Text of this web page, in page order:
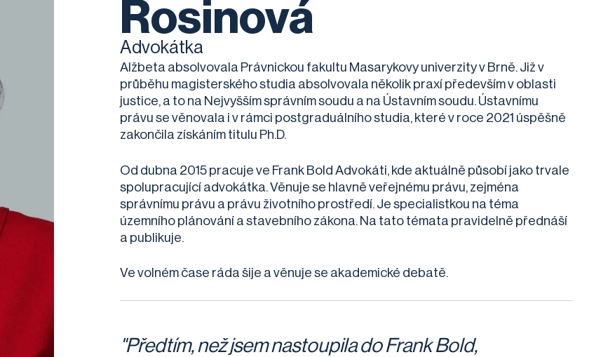
Rosinová
Advokátka
Alžbeta absolvovala Právnickou fakultu Masarykovy univerzity v Brně. Již v
průběhu magisterského studia absolvovala několik praxí především v oblasti
justice, a to na Nejvyšším správním soudu a na Ústavním soudu. Ústavnímu
právu se věnovala i v rámci postgraduálního studia, které v roce 2021 úspěšně
zakončila získáním titulu Ph.D.
Od dubna 2015 pracuje ve Frank Bold Advokáti, kde aktuálně působí jako trvale
spolupracující advokátka. Věnuje se hlavně veřejnému právu, zejména
správnímu právu a právu životního prostředí. Je specialistkou na téma
územního plánování a stavebního zákona. Na tato témata pravidelně přednáší
a publikuje.
Ve volném čase ráda šije a věnuje se akademické debatě.
"Předtím, než jsem nastoupila do Frank Bold,